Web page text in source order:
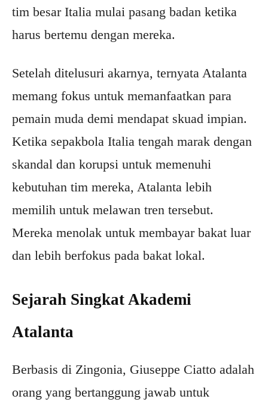
tim besar Italia mulai pasang badan ketika
harus bertemu dengan mereka.
Setelah ditelusuri akarnya, ternyata Atalanta
memang fokus untuk memanfaatkan para
pemain muda demi mendapat skuad impian.
Ketika sepakbola Italia tengah marak dengan
skandal dan korupsi untuk memenuhi
kebutuhan tim mereka, Atalanta lebih
memilih untuk melawan tren tersebut.
Mereka menolak untuk membayar bakat luar
dan lebih berfokus pada bakat lokal.
Sejarah Singkat Akademi
Atalanta
Berbasis di Zingonia, Giuseppe Ciatto adalah
orang yang bertanggung jawab untuk